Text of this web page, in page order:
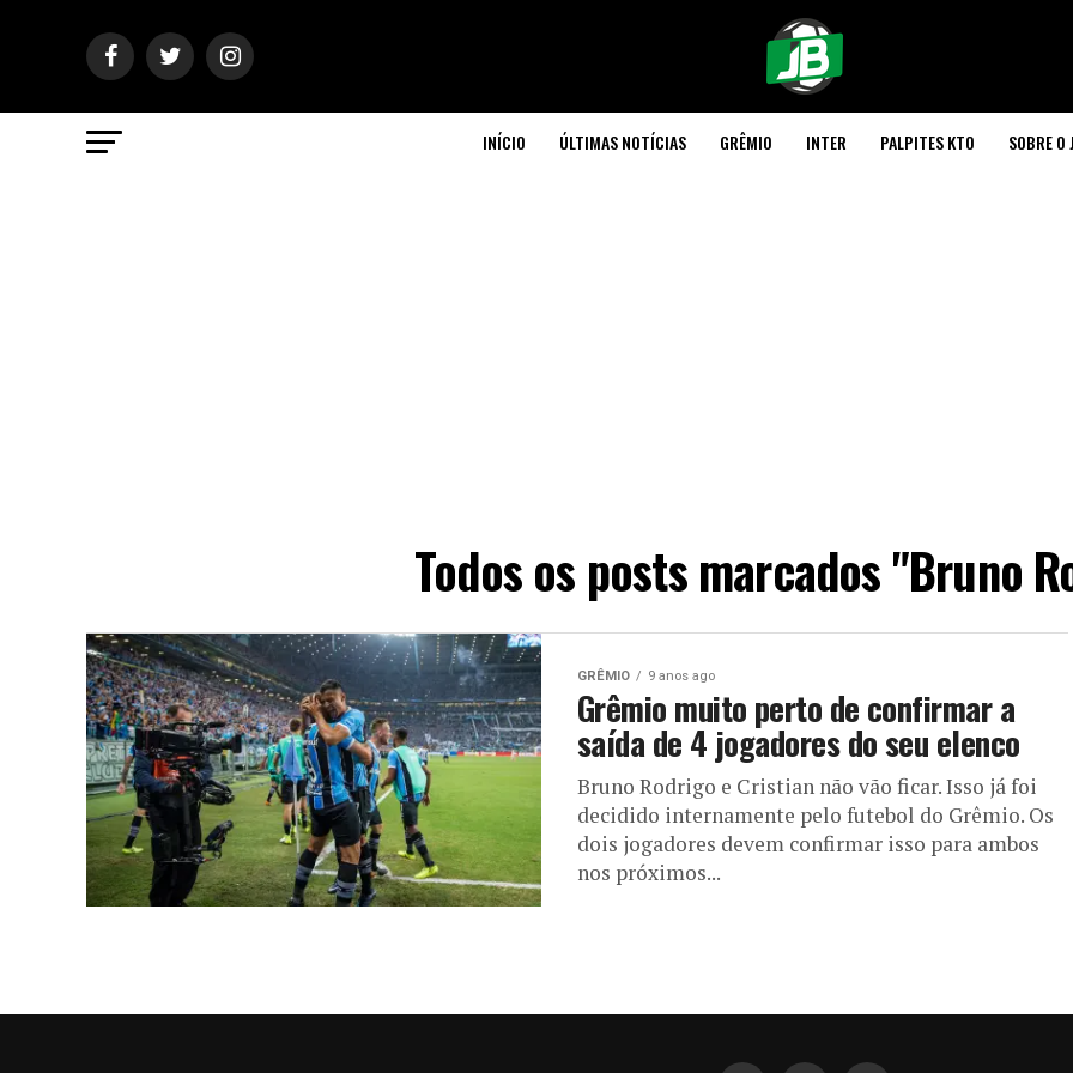
INÍCIO ÚLTIMAS NOTÍCIAS GRÊMIO INTER PALPITES KTO SOBRE O
Todos os posts marcados "Bruno
GRÊMIO 9 anos ago
Grêmio muito perto de confirmar a
saída de 4 jogadores do seu elenco
Bruno Rodrigo e Cristian não vão ficar. Isso já foi
decidido internamente pelo futebol do Grêmio. Os
dois jogadores devem confirmar isso para ambos
nos próximos...